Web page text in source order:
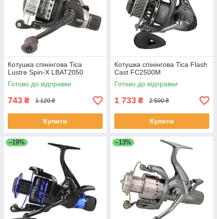
Котушка спінінгова Tica
Lustre Spin-X LBAT2050
Готово до відправки
743 ₴ 1 120 ₴
Купити
Котушка спінінгова Tica Flash
Cast FC2500M
Готово до відправки
1 733 ₴ 2 500 ₴
Купити
–19% –13%